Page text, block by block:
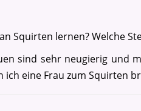
Squirten lernen? Welche
sind sehr neugierig und
eine Frau zum Squirten